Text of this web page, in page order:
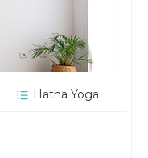
Hatha Yoga